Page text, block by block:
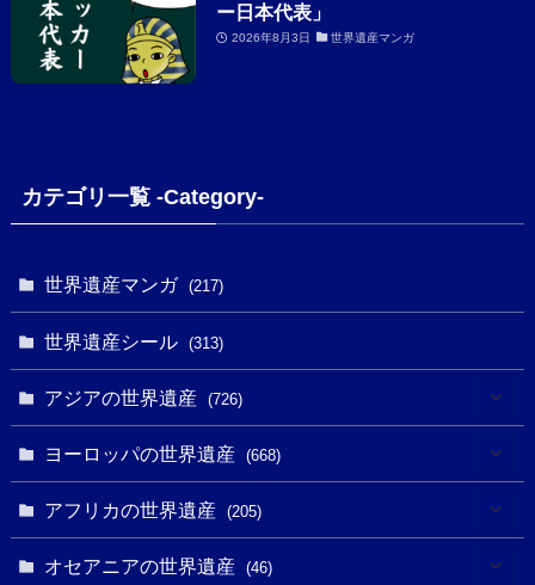
ー日本代表」
2026年8月3日 世界遺産マンガ
カテゴリ一覧 -Category-
世界遺産マンガ (217)
世界遺産シール (313)
アジアの世界遺産 (726)
(6)
ヨーロッパの世界遺産 (668)
(4)
(3)
アフリカの世界遺産 (205)
(8)
オセアニアの世界遺産 (46)